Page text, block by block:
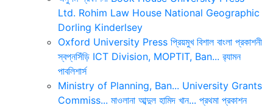
Ltd. Rohim Law House National Geographic
Dorling Kinderlsey
Oxford University Press প্রিয়মুখ বিশাল বাংলা প্রকাশনী
স্বপ্নসিঁড়ি ICT Division, MOPTIT, Ban... র‍্যামন
পাবলিশার্স
Ministry of Planning, Ban... University Grants
Commiss... মাওলানা আব্দুল হামিদ খান... প্রথমা প্রকাশন